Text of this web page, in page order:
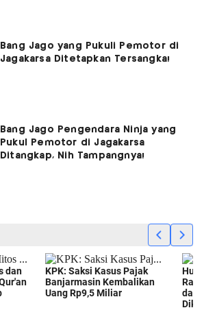
Bang Jago yang Pukuli Pemotor di
Jagakarsa Ditetapkan Tersangka!
Bang Jago Pengendara Ninja yang
Pukul Pemotor di Jagakarsa
Ditangkap, Nih Tampangnya!